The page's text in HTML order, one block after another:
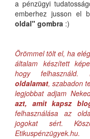
a pénzügyi
emberhez jusson el
oldal" gombra :)
Örömmel tölt el, ha
általam készített
hogy felhasználd.
oldalamat, szabadon
legjobbat adjam
azt, amit kapsz
felhasználása az
jogokat sért.
Etikuspénzügyek.hu.